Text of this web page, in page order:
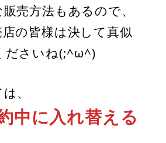
売方法もあるので、
の皆様は決して真似
ださいね(;^ω^)
、
中に入れ替える